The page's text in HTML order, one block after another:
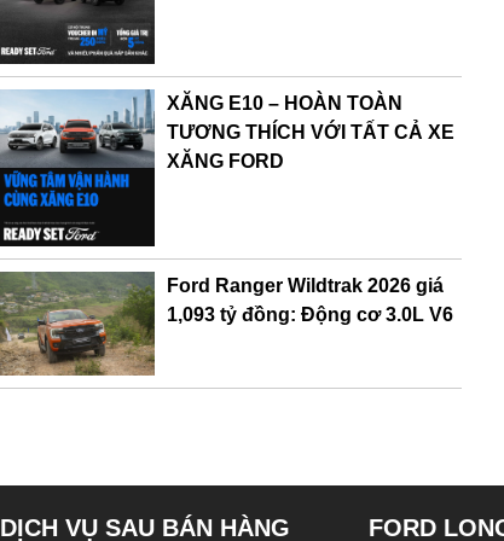
XĂNG E10 – HOÀN TOÀN
TƯƠNG THÍCH VỚI TẤT CẢ XE
XĂNG FORD
Ford Ranger Wildtrak 2026 giá
1,093 tỷ đồng: Động cơ 3.0L V6
DỊCH VỤ SAU BÁN HÀNG FORD